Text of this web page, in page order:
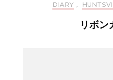
DIARY ,
リボン